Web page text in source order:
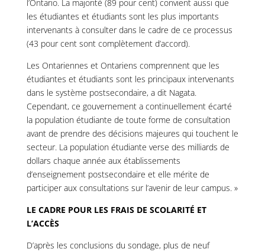
l’Ontario. La majorité (89 pour cent) convient aussi que
les étudiantes et étudiants sont les plus importants
intervenants à consulter dans le cadre de ce processus
(43 pour cent sont complètement d’accord).
Les Ontariennes et Ontariens comprennent que les
étudiantes et étudiants sont les principaux intervenants
dans le système postsecondaire, a dit Nagata.
Cependant, ce gouvernement a continuellement écarté
la population étudiante de toute forme de consultation
avant de prendre des décisions majeures qui touchent le
secteur. La population étudiante verse des milliards de
dollars chaque année aux établissements
d’enseignement postsecondaire et elle mérite de
participer aux consultations sur l’avenir de leur campus. »
LE CADRE POUR LES FRAIS DE SCOLARITÉ ET
L’ACCÈS
D’après les conclusions du sondage, plus de neuf